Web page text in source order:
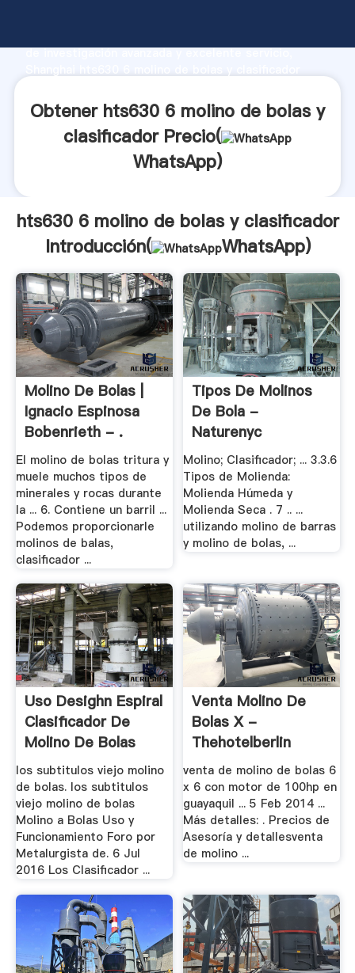
de investigación avanzada y excelente servicio,
clientes.
Obtener hts630 6 molino de bolas y
clasificador Precio(
WhatsApp)
hts630 6 molino de bolas y clasificador
Introducción(
WhatsApp)
Molino De Bolas |
Ignacio Espinosa
Bobenrieth - .
El molino de bolas tritura y
muele muchos tipos de
minerales y rocas durante
la ... 6. Contiene un barril ...
Podemos proporcionarle
molinos de balas,
clasificador ...
Tipos De Molinos
De Bola -
Naturenyc
Molino; Clasificador; ... 3.3.6
Tipos de Molienda:
Molienda Húmeda y
Molienda Seca . 7 .. ...
utilizando molino de barras
y molino de bolas, ...
Uso Desighn Espiral
Clasificador De
Molino De Bolas
los subtitulos viejo molino
de bolas. los subtitulos
viejo molino de bolas
Molino a Bolas Uso y
Funcionamiento Foro por
Metalurgista de. 6 Jul
2016 Los Clasificador ...
Venta Molino De
Bolas X -
Thehotelberlin
venta de molino de bolas 6
x 6 con motor de 100hp en
guayaquil ... 5 Feb 2014 ...
Más detalles: . Precios de
Asesoría y detallesventa
de molino ...